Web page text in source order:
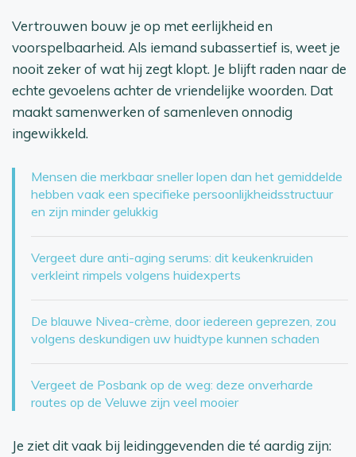
Vertrouwen bouw je op met eerlijkheid en
voorspelbaarheid. Als iemand subassertief is, weet je
nooit zeker of wat hij zegt klopt. Je blijft raden naar de
echte gevoelens achter de vriendelijke woorden. Dat
maakt samenwerken of samenleven onnodig
ingewikkeld.
Mensen die merkbaar sneller lopen dan het gemiddelde
hebben vaak een specifieke persoonlijkheidsstructuur
en zijn minder gelukkig
Vergeet dure anti-aging serums: dit keukenkruiden
verkleint rimpels volgens huidexperts
De blauwe Nivea-crème, door iedereen geprezen, zou
volgens deskundigen uw huidtype kunnen schaden
Vergeet de Posbank op de weg: deze onverharde
routes op de Veluwe zijn veel mooier
Je ziet dit vaak bij leidinggevenden die té aardig zijn: